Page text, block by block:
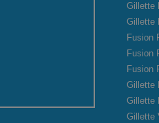
Gillette
Gillette
Fusion
Fusion
Fusion
Gillette
Gillette
Gillette